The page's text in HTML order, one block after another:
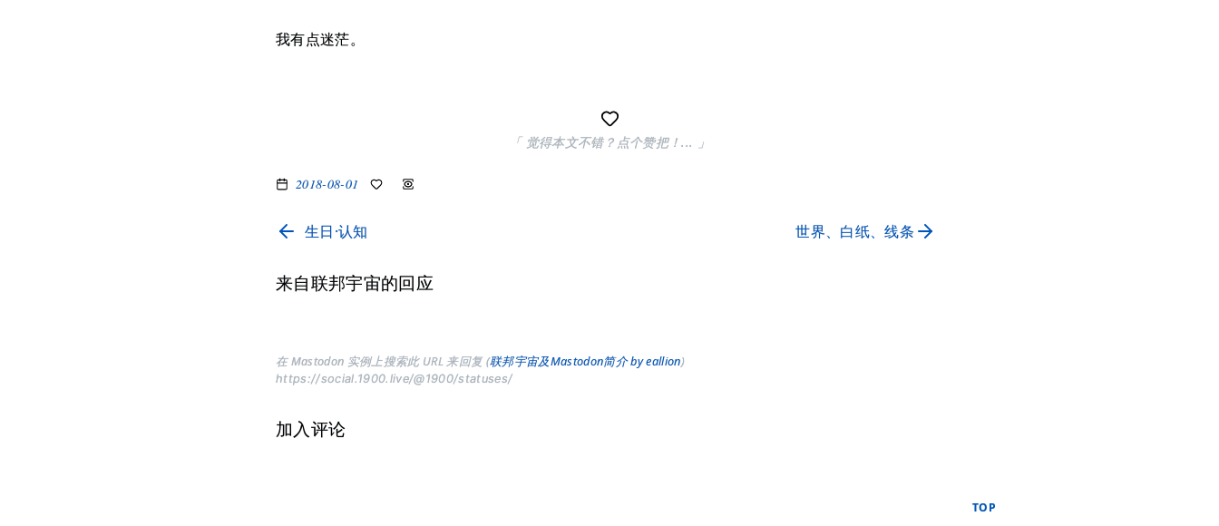
我有点迷茫。
「 觉得本文不错？点个赞把！... 」
2018-08-01
生日·认知 世界、白纸、线条
来自联邦宇宙的回应
在 Mastodon 实例上搜索此 URL 来回复 (联邦宇宙及Mastodon简介 by eallion)
https://social.1900.live/@1900/statuses/
加入评论
TOP